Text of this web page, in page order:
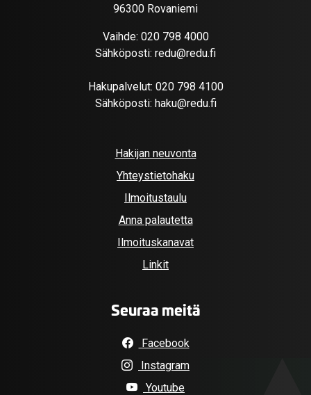
96300 Rovaniemi
Vaihde: 020 798 4000
Sähköposti: redu@redu.fi
Hakupalvelut: 020 798 4100
Sähköposti: haku@redu.fi
Hakijan neuvonta
Yhteystietohaku
Ilmoitustaulu
Anna palautetta
Ilmoituskanavat
Linkit
Seuraa meitä
Facebook
Instagram
Youtube